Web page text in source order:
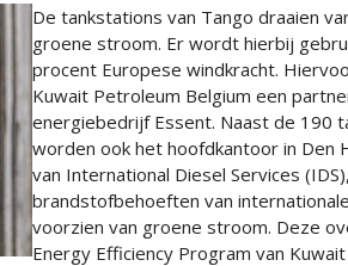
De tankstations van Tango draaien
groene stroom. Er wordt hierbij
procent Europese windkracht.
Kuwait Petroleum Belgium een
energiebedrijf Essent. Naast de 190
worden ook het hoofdkantoor in Den
van International Diesel Services
brandstofbehoeften van
voorzien van groene stroom. Deze
Energy Efficiency Program van